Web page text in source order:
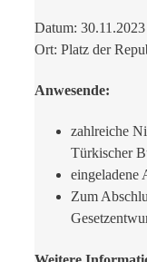
Datum:
Ort: Platz der
Anwesende:
zahlreiche
Türkischer
eingeladene
Zum